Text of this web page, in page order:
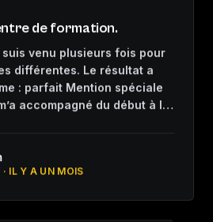
de formation.
venu plusieurs fois pour
différentes. Le résultat a
spéciale
accompagné du début à la
IL Y A UN MOIS